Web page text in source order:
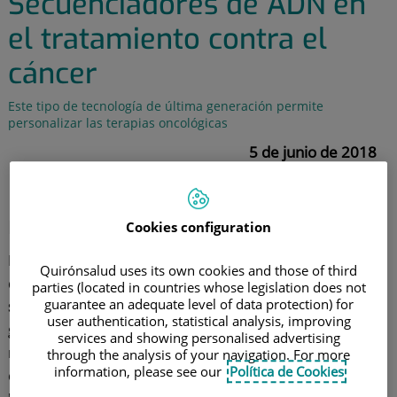
el tratamiento contra el
cáncer
Este tipo de tecnología de última generación permite
personalizar las terapias oncológicas
5 de junio de 2018
¿Qué es un secuenciador de
nueva generación?
Las Next Generation Sequencies
agrupan un conjunto
denuevas técnicas capaces de llevar a cabo una
secuenciación masiva de ADNcon el fin de ofrecer un
gran volumen de datos que permitan detectar
mutaciones causantes de enfermedades o variaciones
en el mismo. El secuenciador de nueva generación o
Cookies configuration
Quirónsalud uses its own cookies and those of third
parties (located in countries whose legislation does not
guarantee an adequate level of data protection) for
user authentication, statistical analysis, improving
services and showing personalised advertising
through the analysis of your navigation. For more
information, please see our Política de Cookies